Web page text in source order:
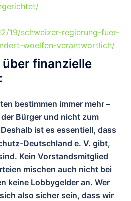
19/schweizer-regierung-fuer-
woelfen-verantwortlich/
finanzielle
bestimmen immer mehr –
Bürger und nicht zum
ist es essentiell, dass
Deutschland e. V. gibt,
Kein Vorstandsmitglied
mischen auch nicht bei
keine Lobbygelder an. Wer
also sicher sein, dass wir